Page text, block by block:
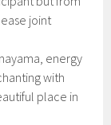
joint
energy
with
place in